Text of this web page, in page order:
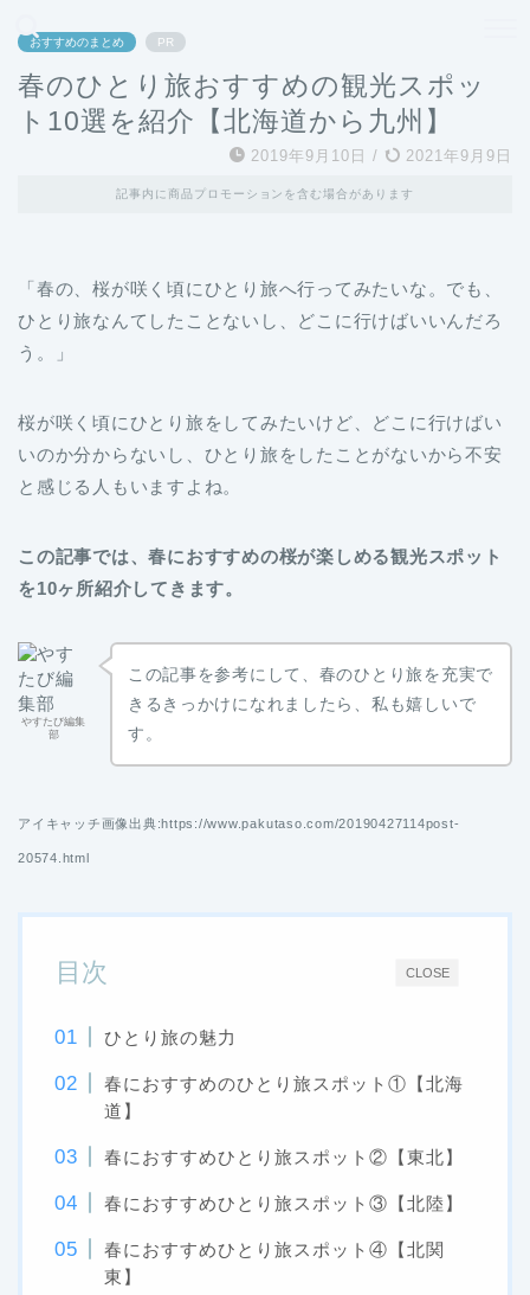
おすすめのまとめ PR
春のひとり旅おすすめの観光スポッ
ト10選を紹介【北海道から九州】
2019年9月10日 / 2021年9月9日
記事内に商品プロモーションを含む場合があります
「春の、桜が咲く頃にひとり旅へ行ってみたいな。でも、
ひとり旅なんてしたことないし、どこに行けばいいんだろ
う。」
桜が咲く頃にひとり旅をしてみたいけど、どこに行けばい
いのか分からないし、ひとり旅をしたことがないから不安
と感じる人もいますよね。
この記事では、春におすすめの桜が楽しめる観光スポット
を10ヶ所紹介してきます。
やすたび編集
部
この記事を参考にして、春のひとり旅を充実で
きるきっかけになれましたら、私も嬉しいで
す。
アイキャッチ画像出典:https://www.pakutaso.com/20190427114post-
20574.html
CLOSE
目次
ひとり旅の魅力
春におすすめのひとり旅スポット①【北海
道】
春におすすめひとり旅スポット②【東北】
春におすすめひとり旅スポット③【北陸】
春におすすめひとり旅スポット④【北関
東】